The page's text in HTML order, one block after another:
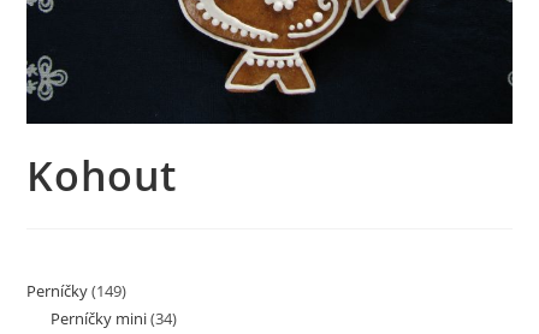
Kohout
Perníčky(149)
Perníčky mini(34)